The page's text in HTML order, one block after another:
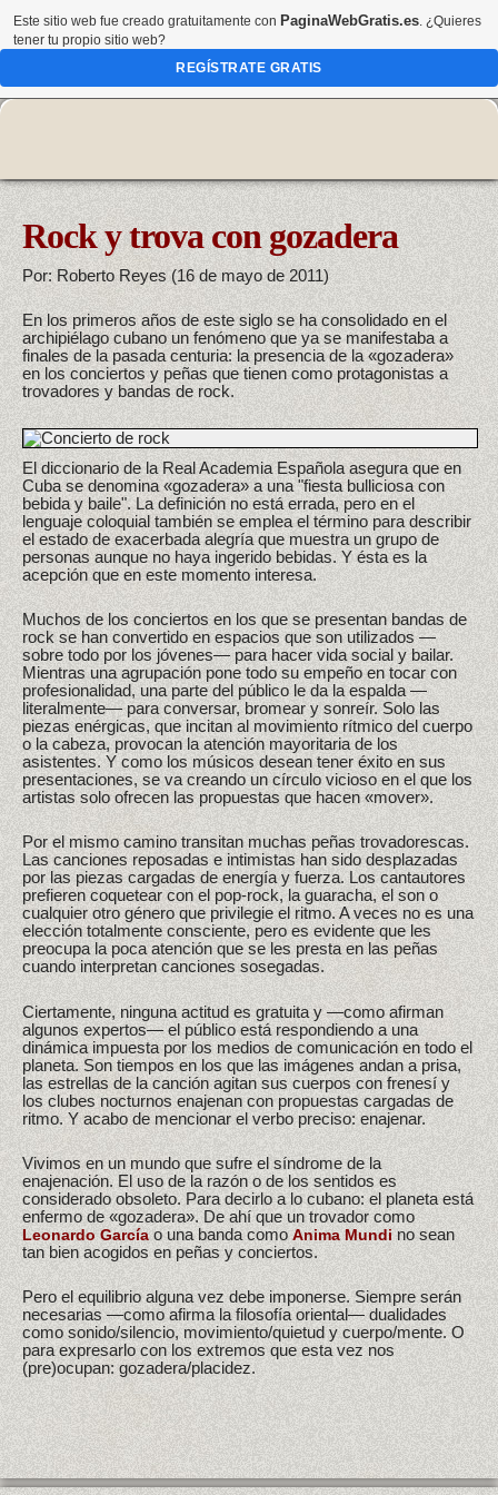
Rock y trova con gozadera
Por: Roberto Reyes (16 de mayo de 2011)
En los primeros años de este siglo se ha consolidado en el
archipiélago cubano un fenómeno que ya se manifestaba a
finales de la pasada centuria: la presencia de la «gozadera»
en los conciertos y peñas que tienen como protagonistas a
trovadores y bandas de rock.
El diccionario de la Real Academia Española asegura que en
Cuba se denomina «gozadera» a una "fiesta bulliciosa con
bebida y baile". La definición no está errada, pero en el
lenguaje coloquial también se emplea el término para describir
el estado de exacerbada alegría que muestra un grupo de
personas aunque no haya ingerido bebidas. Y ésta es la
acepción que en este momento interesa.
Muchos de los conciertos en los que se presentan bandas de
rock se han convertido en espacios que son utilizados —
sobre todo por los jóvenes— para hacer vida social y bailar.
Mientras una agrupación pone todo su empeño en tocar con
profesionalidad, una parte del público le da la espalda —
literalmente— para conversar, bromear y sonreír. Solo las
piezas enérgicas, que incitan al movimiento rítmico del cuerpo
o la cabeza, provocan la atención mayoritaria de los
asistentes. Y como los músicos desean tener éxito en sus
presentaciones, se va creando un círculo vicioso en el que los
artistas solo ofrecen las propuestas que hacen «mover».
Por el mismo camino transitan muchas peñas trovadorescas.
Las canciones reposadas e intimistas han sido desplazadas
por las piezas cargadas de energía y fuerza. Los cantautores
prefieren coquetear con el pop-rock, la guaracha, el son o
cualquier otro género que privilegie el ritmo. A veces no es una
elección totalmente consciente, pero es evidente que les
preocupa la poca atención que se les presta en las peñas
cuando interpretan canciones sosegadas.
Ciertamente, ninguna actitud es gratuita y —como afirman
algunos expertos— el público está respondiendo a una
dinámica impuesta por los medios de comunicación en todo el
planeta. Son tiempos en los que las imágenes andan a prisa,
las estrellas de la canción agitan sus cuerpos con frenesí y
los clubes nocturnos enajenan con propuestas cargadas de
ritmo. Y acabo de mencionar el verbo preciso: enajenar.
Vivimos en un mundo que sufre el síndrome de la
enajenación. El uso de la razón o de los sentidos es
considerado obsoleto. Para decirlo a lo cubano: el planeta está
enfermo de «gozadera». De ahí que un trovador como
Leonardo García o una banda comoAnima Mundi no sean
tan bien acogidos en peñas y conciertos.
Pero el equilibrio alguna vez debe imponerse. Siempre serán
necesarias —como afirma la filosofía oriental— dualidades
como sonido/silencio, movimiento/quietud y cuerpo/mente. O
para expresarlo con los extremos que esta vez nos
(pre)ocupan: gozadera/placidez.
Este sitio web fue creado gratuitamente con PaginaWebGratis.es. ¿Quieres
tener tu propio sitio web?
REGÍSTRATE GRATIS